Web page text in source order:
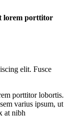
lorem porttitor
elit. Fusce
porttitor lobortis.
varius ipsum, ut
at nibh